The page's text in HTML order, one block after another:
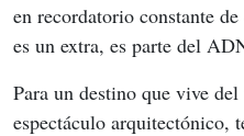
en recordatorio constante
es un extra, es parte del
Para un destino que vive
espectáculo arquitectónico,